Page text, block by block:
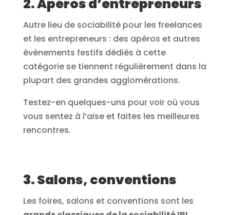
2. Apéros d’entrepreneurs
Autre lieu de sociabilité pour les freelances
et les entrepreneurs : des apéros et autres
évènements festifs dédiés à cette
catégorie se tiennent régulièrement dans la
plupart des grandes agglomérations.
Testez-en quelques-uns pour voir où vous
vous sentez à l’aise et faites les meilleures
rencontres.
3. Salons, conventions
Les foires, salons et conventions sont les